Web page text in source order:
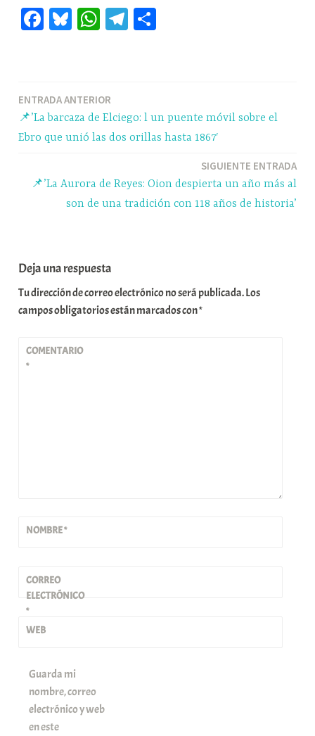
Fa Bl W
pp
Te
m rti
r
Navegación
de
ENTRADA ANTERIOR
📌’La barcaza de Elciego: l un puente móvil sobre el
Ebro que unió las dos orillas hasta 1867′
SIGUIENTE ENTRADA
📌’La Aurora de Reyes: Oion despierta un año más al
son de una tradición con 118 años de historia’
Deja una respuesta
Tu dirección de correo electrónico no será publicada.Los
campos obligatorios están marcados con*
COMENTARIO
*
NOMBRE*
CORREO
ELECTRÓNICO
*
WEB
Guarda mi
nombre, correo
electrónico y web
en este